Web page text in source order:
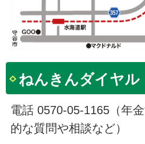
ねんきんダイヤル
電話 0570-05-1165（年
的な質問や相談など）